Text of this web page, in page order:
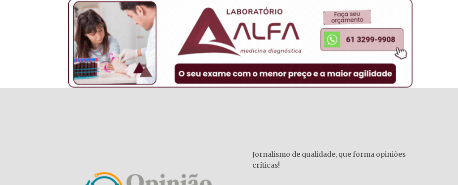
Jornalismo de qualidade, que forma opiniões
críticas!